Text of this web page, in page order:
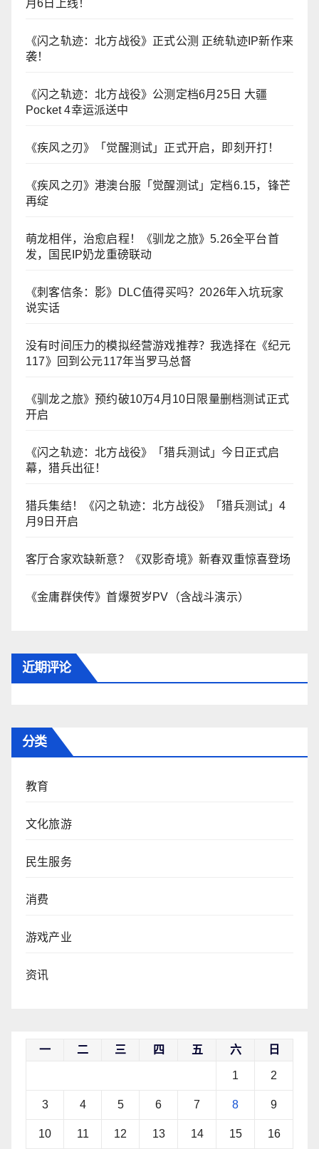
月6日上线！
《闪之轨迹：北方战役》正式公测 正统轨迹IP新作来
袭！
《闪之轨迹：北方战役》公测定档6月25日 大疆
Pocket 4幸运派送中
《疾风之刃》「觉醒测试」正式开启，即刻开打！
《疾风之刃》港澳台服「觉醒测试」定档6.15，锋芒
再绽
萌龙相伴，治愈启程！《驯龙之旅》5.26全平台首
发，国民IP奶龙重磅联动
《刺客信条：影》DLC值得买吗？2026年入坑玩家
说实话
没有时间压力的模拟经营游戏推荐？我选择在《纪元
117》回到公元117年当罗马总督
《驯龙之旅》预约破10万4月10日限量删档测试正式
开启
《闪之轨迹：北方战役》「猎兵测试」今日正式启
幕，猎兵出征！
猎兵集结！《闪之轨迹：北方战役》「猎兵测试」4
月9日开启
客厅合家欢缺新意？《双影奇境》新春双重惊喜登场
《金庸群侠传》首爆贺岁PV（含战斗演示）
近期评论
分类
教育
文化旅游
民生服务
消费
游戏产业
资讯
一 二 三 四 五 六 日
1 2
3 4 5 6 7 8 9
10 11 12 13 14 15 16